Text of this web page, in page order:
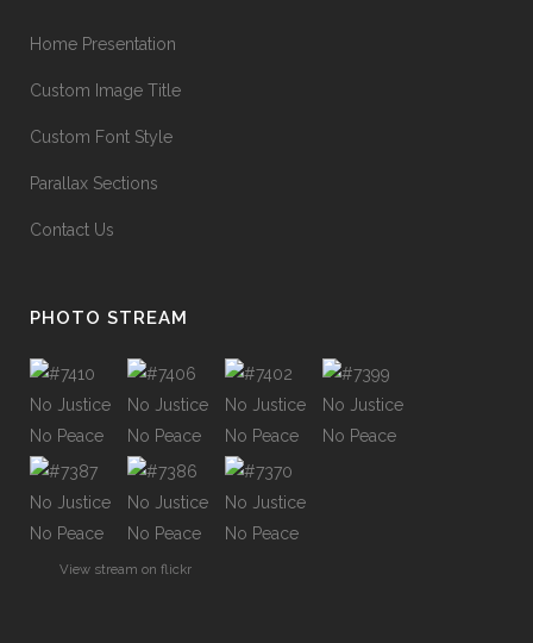
Home Presentation
Custom Image Title
Custom Font Style
Parallax Sections
Contact Us
PHOTO STREAM
View stream on flickr